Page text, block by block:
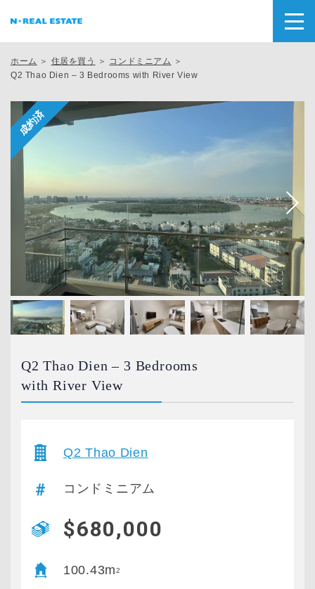
ホーム ＞ 住居を買う ＞ コンドミニアム ＞
Q2 Thao Dien – 3 Bedrooms with River View
Q2 Thao Dien – 3 Bedrooms
with River View
Q2 Thao Dien
コンドミニアム
$680,000
100.43m2